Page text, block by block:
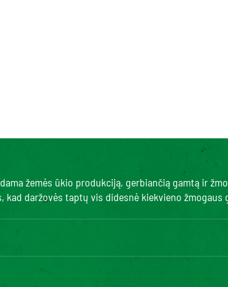
žemės ūkio produkciją, gerbiančią gamtą ir
daržovės taptų vis didesnė kiekvieno žmogaus